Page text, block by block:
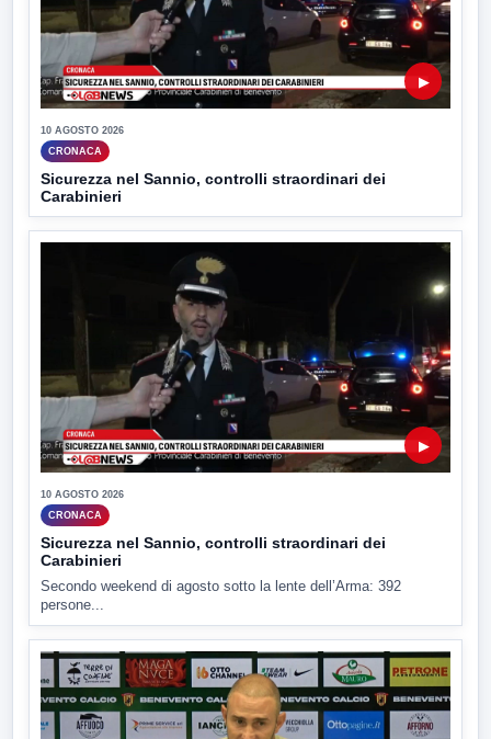
▶
10 AGOSTO 2026
CRONACA
Sicurezza nel Sannio, controlli straordinari dei
Carabinieri
▶
10 AGOSTO 2026
CRONACA
Sicurezza nel Sannio, controlli straordinari dei
Carabinieri
Secondo weekend di agosto sotto la lente dell’Arma: 392
persone...